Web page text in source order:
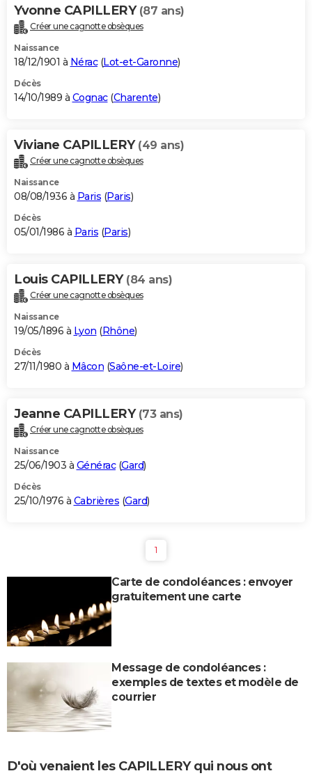
Yvonne CAPILLERY (87 ans)
Créer une cagnotte obsèques
Naissance
18/12/1901 à Nérac(Lot-et-Garonne)
Décès
14/10/1989 à Cognac(Charente)
Viviane CAPILLERY (49 ans)
Créer une cagnotte obsèques
Naissance
08/08/1936 à Paris (Paris)
Décès
05/01/1986 à Paris (Paris)
Louis CAPILLERY (84 ans)
Créer une cagnotte obsèques
Naissance
19/05/1896 à Lyon (Rhône)
Décès
27/11/1980 à Mâcon (Saône-et-Loire)
Jeanne CAPILLERY (73 ans)
Créer une cagnotte obsèques
Naissance
25/06/1903 à Générac(Gard)
Décès
25/10/1976 à Cabrières (Gard)
1
Carte de condoléances : envoyer
gratuitement une carte
Message de condoléances :
exemples de textes et modèle de
courrier
D'où venaient les CAPILLERY qui nous ont